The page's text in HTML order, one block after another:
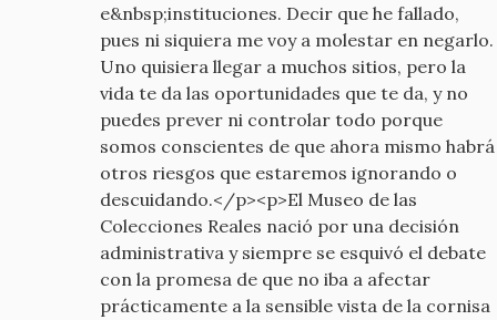
e&nbsp;instituciones. Decir que he fallado,
pues ni siquiera me voy a molestar en negarlo.
Uno quisiera llegar a muchos sitios, pero la
vida te da las oportunidades que te da, y no
puedes prever ni controlar todo porque
somos conscientes de que ahora mismo habrá
otros riesgos que estaremos ignorando o
descuidando.</p><p>El Museo de las
Colecciones Reales nació por una decisión
administrativa y siempre se esquivó el debate
con la promesa de que no iba a afectar
prácticamente a la sensible vista de la cornisa